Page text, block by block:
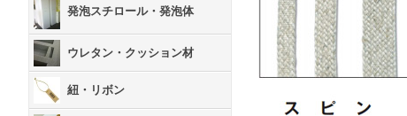
発泡スチロール・発泡体
ウレタン・クッション材
紐・リボン